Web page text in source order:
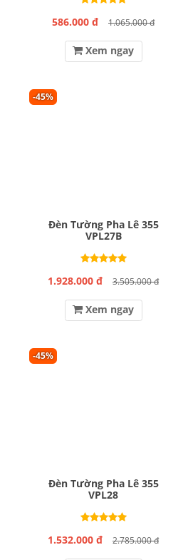
586.000 đ 1.065.000 đ
Xem ngay
-45%
Đèn Tường Pha Lê 355
VPL27B
1.928.000 đ 3.505.000 đ
Xem ngay
-45%
Đèn Tường Pha Lê 355
VPL28
1.532.000 đ 2.785.000 đ